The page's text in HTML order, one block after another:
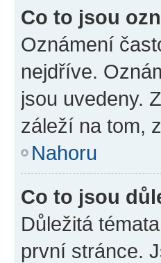
Co to jsou
Oznámení
nejdříve.
jsou uvedeny.
záleží na tom,
Nahoru
Co to jsou
Důležitá
první stránce.